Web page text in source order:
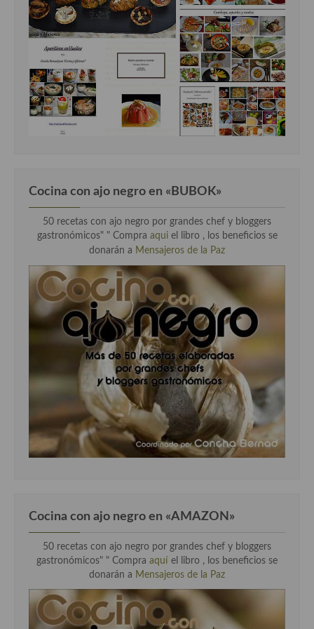
Cocina Danesa
Cocina de la Republica Checa
Cocina de Polonia
Cocina de Ucrania
Cocina Eslovena
Cocina Griega
Cocina Hungara
Cocina Irlanda
Cocina Italiana
Cocina Luxemburgo
Cocina Polaca
Cocina portuguesa
Cocina Sueca
Cocina con ajo negro en «BUBOK»
50 recetas con ajo negro por grandes chef y bloggers
gastronómicos" " Compra aqui el libro , los beneficios se
donarán a Mensajeros de la Paz
Cocina con ajo negro en «AMAZON»
50 recetas con ajo negro por grandes chef y bloggers
gastronómicos" " Compra aquí el libro , los beneficios se
donarán a Mensajeros de la Paz